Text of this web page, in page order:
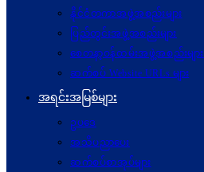
နိုင်ငံတကာအဖွဲ့အစည်းများ
ပြည်တွင်းအဖွဲ့အစည်းများ
စေတနာ့ဝန်ထမ်းအဖွဲ့အစည်းများ
ဆက်စပ် Website URLs များ
အရင်းအမြစ်များ
ဥပဒေ
အသိပညာပေး
ဆက်စပ်စာအုပ်များ